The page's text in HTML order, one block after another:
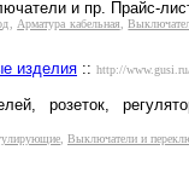
и пр. Прайс-
,Арматура кабельная,
изделия :: http://
розеток,
Выключатели и